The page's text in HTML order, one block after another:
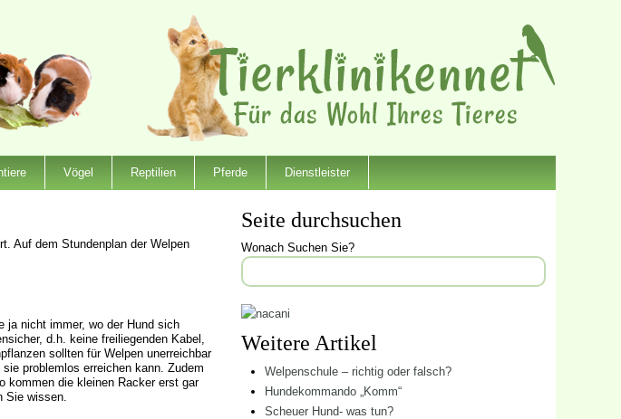
Vögel Reptilien Pferde Dienstleister
Auf dem Stundenplan der Welpen
ja nicht immer, wo der Hund sich
d.h. keine freiliegenden Kabel,
sollten für Welpen unerreichbar
problemlos erreichen kann. Zudem
kommen die kleinen Racker erst gar
Sie wissen.
Seite durchsuchen
Wonach Suchen Sie?
Weitere Artikel
Welpenschule – richtig oder falsch?
Hundekommando „Komm“
Scheuer Hund- was tun?